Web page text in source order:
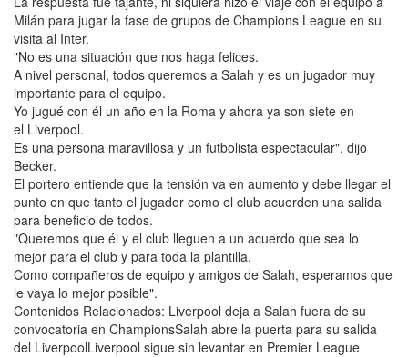
Milán para jugar la fase de grupos de Champions League en su
visita al Inter.
"No es una situación que nos haga felices.
A nivel personal, todos queremos a Salah y es un jugador muy
importante para el equipo.
Yo jugué con él un año en la Roma y ahora ya son siete en
el Liverpool.
Es una persona maravillosa y un futbolista espectacular", dijo
Becker.
El portero entiende que la tensión va en aumento y debe llegar el
punto en que tanto el jugador como el club acuerden una salida
para beneficio de todos.
"Queremos que él y el club lleguen a un acuerdo que sea lo
mejor para el club y para toda la plantilla.
Como compañeros de equipo y amigos de Salah, esperamos que
le vaya lo mejor posible".
Contenidos Relacionados: Liverpool deja a Salah fuera de su
convocatoria en ChampionsSalah abre la puerta para su salida
del LiverpoolLiverpool sigue sin levantar en Premier League